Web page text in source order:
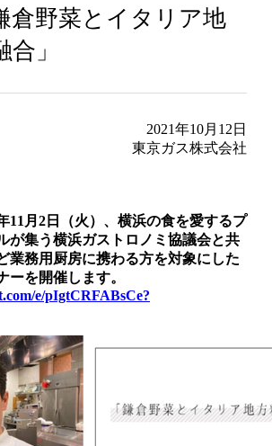
倉野菜とイタリア地
」
2021年10月12日
東京ガス株式会社
11月2日（火）、横浜の食を愛するプ
が集う横浜ガストロノミ協議会と共
業務用厨房に携わる方を対象にした
ーを開催します。
e/pIgtCRFABsCe?